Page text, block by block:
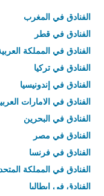
الفنادق في المغرب
الفنادق في قطر
الفنادق في المملكة
الفنادق في تركيا
الفنادق في إندونيسيا
الفنادق في الامارات
الفنادق في البحرين
الفنادق في مصر
الفنادق في فرنسا
الفنادق في المملكة
الفنادق في إيطاليا